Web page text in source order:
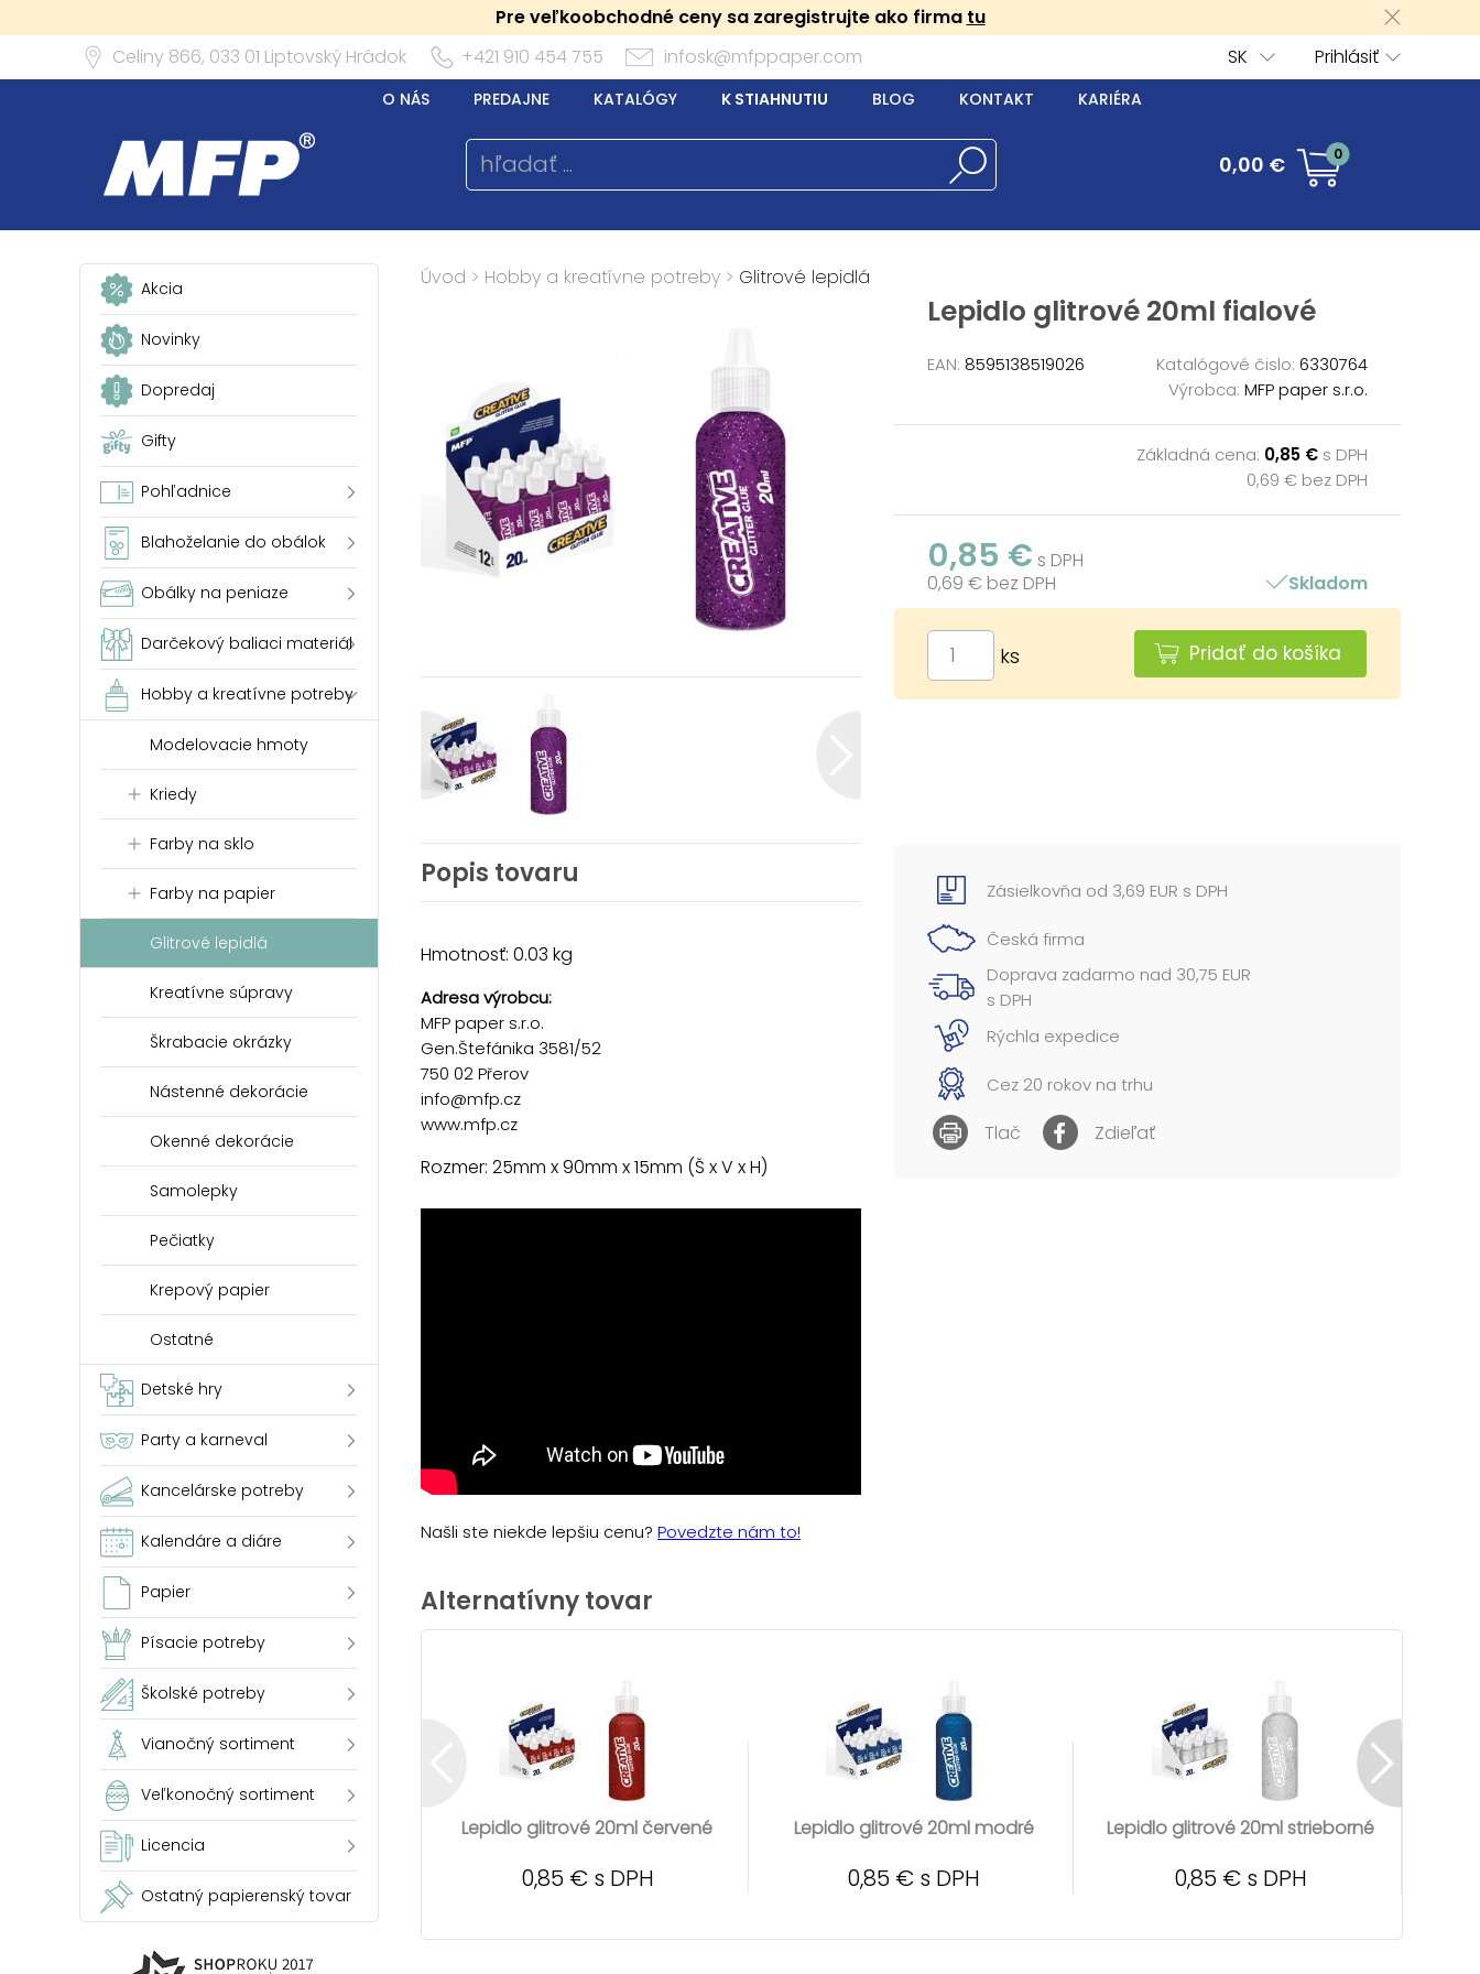
Pre veľkoobchodné ceny sa zaregistrujte ako firma tu
Celiny 866, 033 01 Liptovský Hrádok +421 910 454 755 infosk@mfppaper.com Prihlásiť
SK
O NÁS PREDAJNE KATALÓGY K STIAHNUTIU BLOG KONTAKT KARIÉRA
0,00 € 0
Akcia
Novinky
Dopredaj
Gifty
Pohľadnice
Blahoželanie do obálok
Obálky na peniaze
Darčekový baliaci materiál
Hobby a kreatívne potreby
Modelovacie hmoty
Kriedy
Farby na sklo
Farby na papier
Glitrové lepidlá
Kreatívne súpravy
Škrabacie okrázky
Nástenné dekorácie
Okenné dekorácie
Samolepky
Pečiatky
Krepový papier
Ostatné
Detské hry
Party a karneval
Kancelárske potreby
Kalendáre a diáre
Papier
Písacie potreby
Školské potreby
Vianočný sortiment
Veľkonočný sortiment
Licencia
Ostatný papierenský tovar
Úvod > Hobby a kreatívne potreby > Glitrové lepidlá
Lepidlo glitrové 20ml fialové
EAN: 8595138519026 Katalógové čislo: 6330764
Výrobca: MFP paper s.r.o.
Základná cena: 0,85 € s DPH
0,69 € bez DPH
0,85 € s DPH
0,69 € bez DPH
Skladom
ks Pridať do košíka
Popis tovaru
Hmotnosť: 0.03 kg
Adresa výrobcu:
MFP paper s.r.o.
Gen.Štefánika 3581/52
750 02 Přerov
info@mfp.cz
www.mfp.cz
Rozmer: 25mm x 90mm x 15mm (Š x V x H)
Našli ste niekde lepšiu cenu? Povedzte nám to!
Zásielkovňa od 3,69 EUR s DPH
Česká firma
Doprava zadarmo nad 30,75 EUR
s DPH
Rýchla expedice
Cez 20 rokov na trhu
Tlač Zdieľať
Alternatívny tovar
Lepidlo glitrové 20ml červené
0,85 € s DPH
Lepidlo glitrové 20ml modré
0,85 € s DPH
Lepidlo glitrové 20ml strieborné
0,85 € s DPH